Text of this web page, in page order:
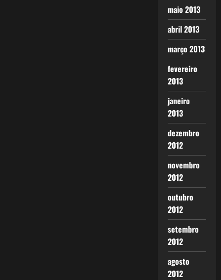
maio 2013
abril 2013
março 2013
fevereiro
2013
janeiro
2013
dezembro
2012
novembro
2012
outubro
2012
setembro
2012
agosto
2012